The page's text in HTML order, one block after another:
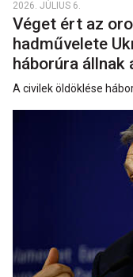
2026. JÚLIUS 6.
Véget ért az
hadművelete
háborúra állnak
A civilek öldöklése